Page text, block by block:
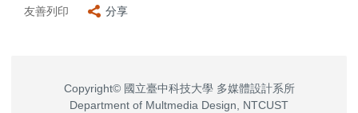
友善列印 分享
Copyright© 國立臺中科技大學 多媒體設計系所
Department of Multmedia Design, NTCUST